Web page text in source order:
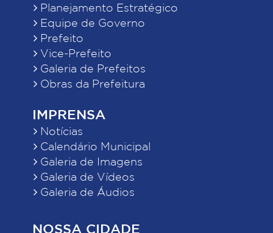
Planejamento Estratégico
Equipe de Governo
Prefeito
Vice-Prefeito
Galeria de Prefeitos
Obras da Prefeitura
IMPRENSA
Notícias
Calendário Municipal
Galeria de Imagens
Galeria de Vídeos
Galeria de Áudios
NOSSA CIDADE